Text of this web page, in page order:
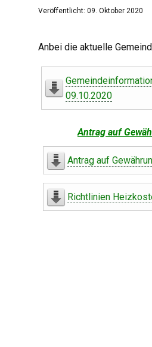
Veröffentlicht: 09. Oktober 2020
Anbei die aktuelle
09.10.2020
Antrag auf
Antrag auf
Richtlinien